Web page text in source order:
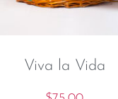
Viva la Vida